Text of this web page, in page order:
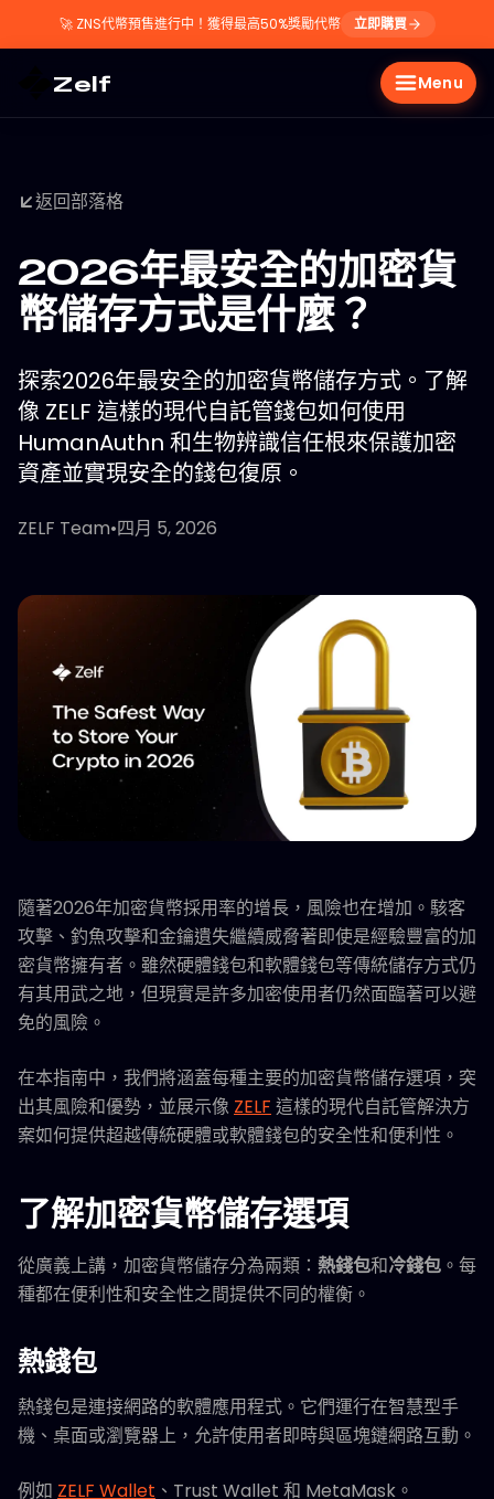
🚀 ZNS代幣預售進行中！獲得最高50%獎勵代幣 立即購買
Zelf Menu
返回部落格
2026年最安全的加密貨
幣儲存方式是什麼？
探索2026年最安全的加密貨幣儲存方式。了解
像 ZELF 這樣的現代自託管錢包如何使用
HumanAuthn 和生物辨識信任根來保護加密
資產並實現安全的錢包復原。
ZELF Team•四月 5, 2026
隨著2026年加密貨幣採用率的增長，風險也在增加。駭客
攻擊、釣魚攻擊和金鑰遺失繼續威脅著即使是經驗豐富的加
密貨幣擁有者。雖然硬體錢包和軟體錢包等傳統儲存方式仍
有其用武之地，但現實是許多加密使用者仍然面臨著可以避
免的風險。
在本指南中，我們將涵蓋每種主要的加密貨幣儲存選項，突
出其風險和優勢，並展示像 ZELF 這樣的現代自託管解決方
案如何提供超越傳統硬體或軟體錢包的安全性和便利性。
了解加密貨幣儲存選項
從廣義上講，加密貨幣儲存分為兩類： 熱錢包和冷錢包 。每
種都在便利性和安全性之間提供不同的權衡。
熱錢包
熱錢包是連接網路的軟體應用程式。它們運行在智慧型手
機、桌面或瀏覽器上，允許使用者即時與區塊鏈網路互動。
例如 ZELF Wallet 、Trust Wallet 和 MetaMask。